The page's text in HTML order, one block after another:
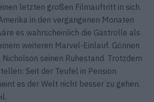
letzten großen Filmauftritt in sich.
in den vergangenen Monaten
es wahrscheinlich die Gastrolle als
weiteren Marvel-Einlauf. Gönnen
seinen Ruhestand. Trotzdem
Seit der Teufel in Pension
es der Welt nicht besser zu gehen.